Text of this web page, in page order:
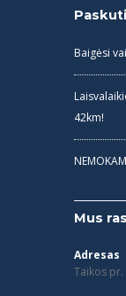
Baigėsi
42km!
Mus
Adresas
Taikos pr.